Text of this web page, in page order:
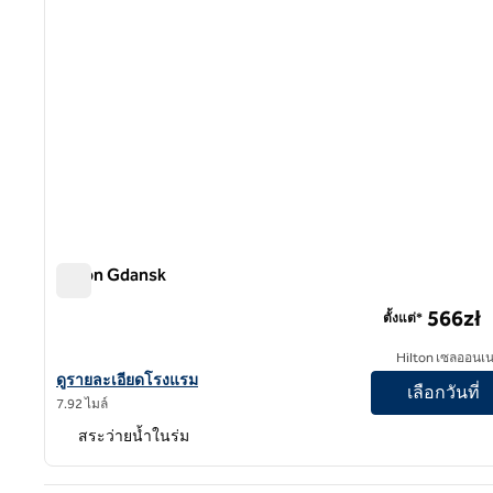
Hilton Gdansk
ดูรายละเอียดโรงแรมสําหรับ Hilton Gdansk
ดูรายละเอียดโรงแรม
7.92 ไมล์
ตั้งแต่* 566zł
Hilton เซลออนเ
เลือกวันที่
สระว่ายน้ำในร่ม